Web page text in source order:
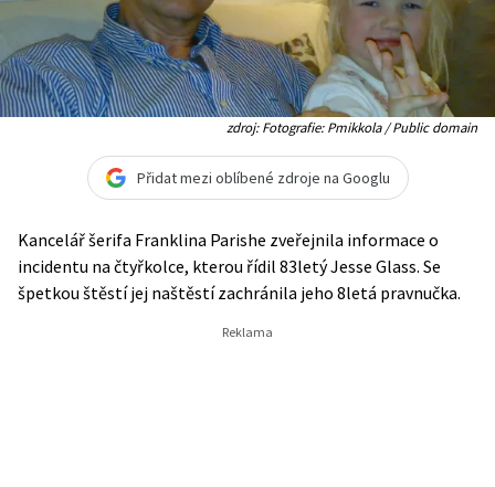
zdroj: Fotografie: Pmikkola / Public domain
Přidat mezi oblíbené zdroje na Googlu
Kancelář šerifa Franklina Parishe zveřejnila informace o
incidentu na čtyřkolce, kterou řídil 83letý Jesse Glass. Se
špetkou štěstí jej naštěstí zachránila jeho 8letá pravnučka.